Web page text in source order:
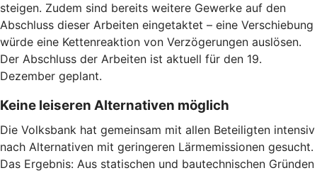
steigen. Zudem sind bereits weitere Gewerke auf den
Abschluss dieser Arbeiten eingetaktet – eine Verschiebung
würde eine Kettenreaktion von Verzögerungen auslösen.
Der Abschluss der Arbeiten ist aktuell für den 19.
Dezember geplant.
Keine leiseren Alternativen möglich
Die Volksbank hat gemeinsam mit allen Beteiligten intensiv
nach Alternativen mit geringeren Lärmemissionen gesucht.
Das Ergebnis: Aus statischen und bautechnischen Gründen